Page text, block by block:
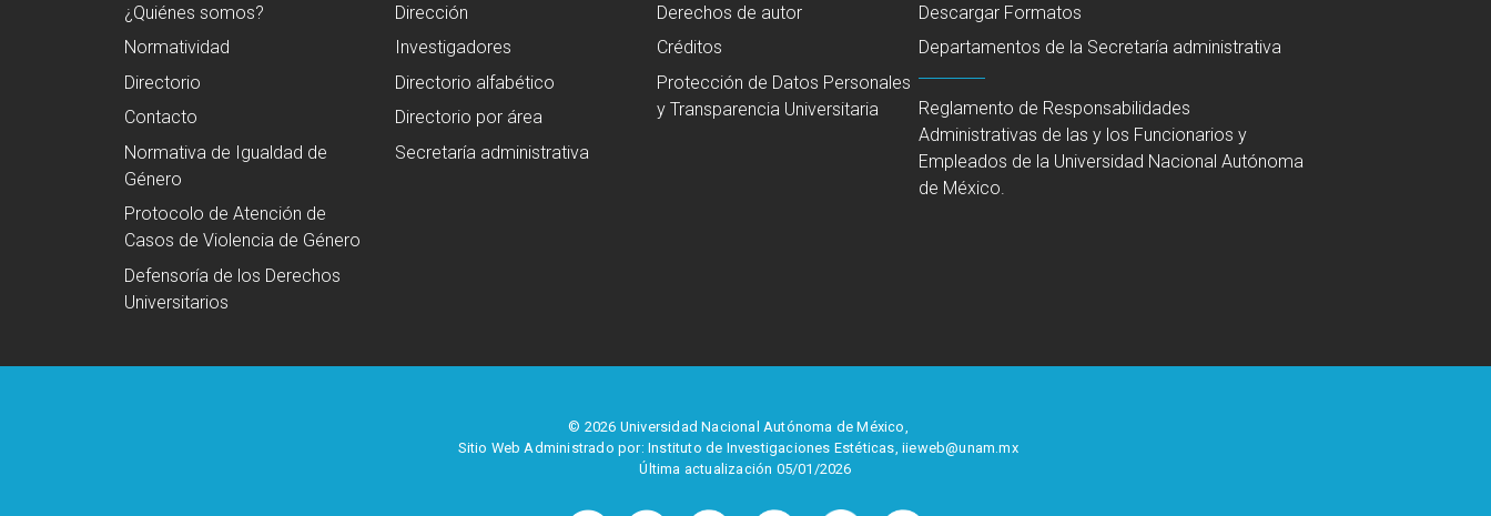
¿Quiénes somos?
Normatividad
Directorio
Contacto
Normativa de Igualdad de
Género
Protocolo de Atención de
Casos de Violencia de Género
Defensoría de los Derechos
Universitarios
Dirección
Investigadores
Directorio alfabético
Directorio por área
Secretaría administrativa
Derechos de autor
Créditos
Protección de Datos Personales
y Transparencia Universitaria
Descargar Formatos
Departamentos de la Secretaría administrativa
Reglamento de Responsabilidades
Administrativas de las y los Funcionarios y
Empleados de la Universidad Nacional Autónoma
de México.
© 2026 Universidad Nacional Autónoma de México,
Sitio Web Administrado por: Instituto de Investigaciones Estéticas, iieweb@unam.mx
Última actualización 05/01/2026